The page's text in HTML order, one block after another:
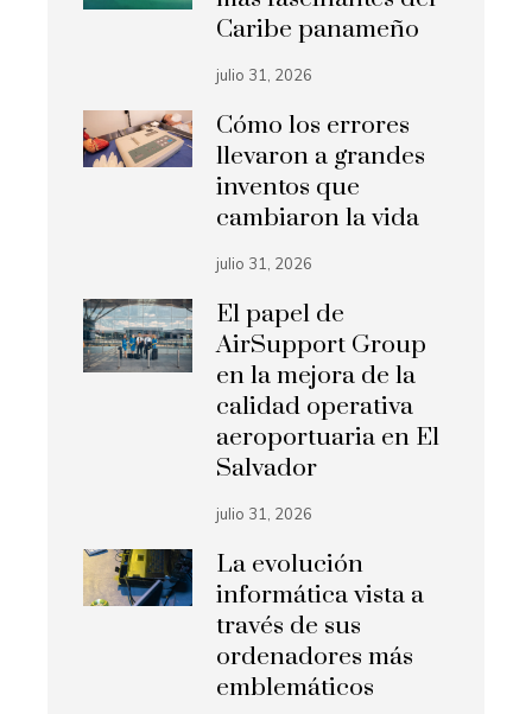
Caribe panameño
julio 31, 2026
Cómo los errores
llevaron a grandes
inventos que
cambiaron la vida
julio 31, 2026
El papel de
AirSupport Group
en la mejora de la
calidad operativa
aeroportuaria en El
Salvador
julio 31, 2026
La evolución
informática vista a
través de sus
ordenadores más
emblemáticos